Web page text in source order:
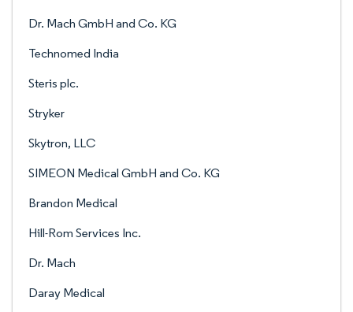
Dr. Mach GmbH and Co. KG
Technomed India
Steris plc.
Stryker
Skytron, LLC
SIMEON Medical GmbH and Co. KG
Brandon Medical
Hill-Rom Services Inc.
Dr. Mach
Daray Medical